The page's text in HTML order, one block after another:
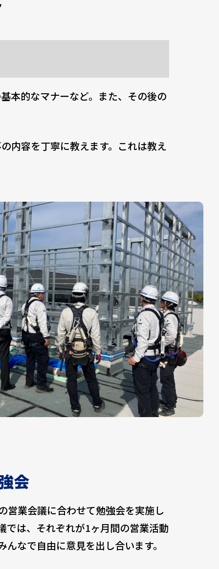
本的なマナーなど。また、その後の
内容を丁寧に教えます。これは教え
会
営業会議に合わせて勉強会を実施し
では、それぞれが1ヶ月間の営業活動
んなで自由に意見を出し合います。